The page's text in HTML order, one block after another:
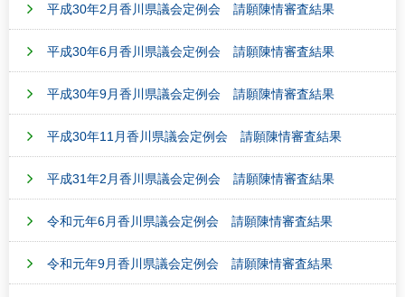
平成30年2月香川県議会定例会 請願陳情審査結果
平成30年6月香川県議会定例会 請願陳情審査結果
平成30年9月香川県議会定例会 請願陳情審査結果
平成30年11月香川県議会定例会 請願陳情審査結果
平成31年2月香川県議会定例会 請願陳情審査結果
令和元年6月香川県議会定例会 請願陳情審査結果
令和元年9月香川県議会定例会 請願陳情審査結果